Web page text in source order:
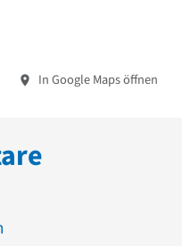
In Google Maps öffnen